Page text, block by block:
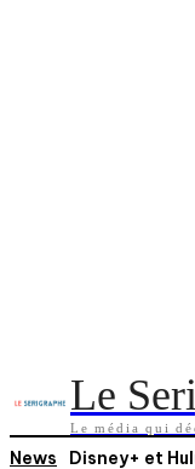
Le
Le média qui
News
Disney+ et